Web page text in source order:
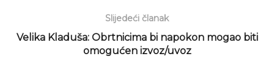
Slijedeći članak
Velika Kladuša: Obrtnicima bi napokon mogao biti
omogućen izvoz/uvoz